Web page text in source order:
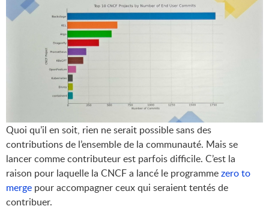
Quoi qu’il en soit, rien ne serait possible sans des
contributions de l’ensemble de la communauté. Mais se
lancer comme contributeur est parfois difficile. C’est la
raison pour laquelle la CNCF a lancé le programmezero to
merge pour accompagner ceux qui seraient tentés de
contribuer.